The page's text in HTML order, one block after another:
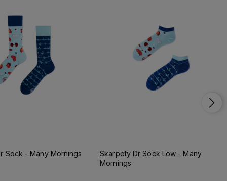
Sock - Many Mornings
Skarpety Dr Sock Low - Many
Mornings